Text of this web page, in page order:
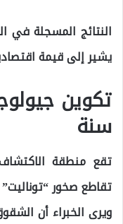
النتائج المسجلة في
يشير إلى قيمة
سنة
تقع منطقة
تقاطع صخور
ويرى الخبراء أن